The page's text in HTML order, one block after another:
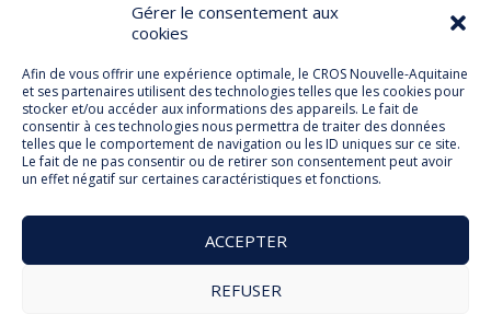
Gérer le consentement aux
cookies
Afin de vous offrir une expérience optimale, le CROS Nouvelle-Aquitaine
et ses partenaires utilisent des technologies telles que les cookies pour
stocker et/ou accéder aux informations des appareils. Le fait de
consentir à ces technologies nous permettra de traiter des données
telles que le comportement de navigation ou les ID uniques sur ce site.
Le fait de ne pas consentir ou de retirer son consentement peut avoir
un effet négatif sur certaines caractéristiques et fonctions.
ACCEPTER
REFUSER
Facebook